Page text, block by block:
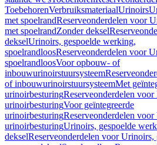
ToebehorenVerbruiksmateriaalUrinoirs
met spoelrandReserveonderdelen voor
met spoelrandZonder deksel
dekselUrinoirs, gespoelde werking,
spoelrandloosReserveonderdelen voor
spoelrandloosVoor opbouw- of
inbouwurinoirstuursysteem
of inbouwurinoirstuursysteemMet
urinoirbesturingReserveonderdelen
urinoirbesturingVoor geïntegreerde
urinoirbesturingReserveonderdelen
urinoirbesturingUrinoirs, gespoelde
dekselReserveonderdelen voor